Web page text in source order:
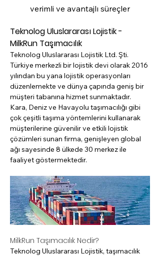
verimli ve avantajlı süreçler
Teknolog Uluslararası Lojistik -
MilkRun Taşımacılık
Teknolog Uluslararası Lojistik Ltd. Şti.
Türkiye merkezli bir lojistik devi olarak 2016
yılından bu yana lojistik operasyonları
düzenlemekte ve dünya çapında geniş bir
müşteri tabanına hizmet sunmaktadır.
Kara, Deniz ve Havayolu taşımacılığı gibi
çok çeşitli taşıma yöntemlerini kullanarak
müşterilerine güvenilir ve etkili lojistik
çözümleri sunan firma, genişleyen global
ağı sayesinde 8 ülkede 30 merkez ile
faaliyet göstermektedir.
MilkRun Taşımacılık Nedir?
Teknolog Uluslararası Lojistik, taşımacılık